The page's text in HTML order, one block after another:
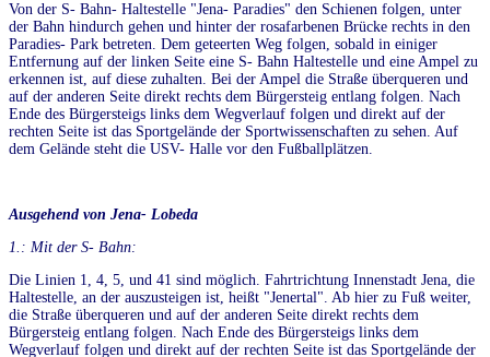
Von der S- Bahn- Haltestelle "Jena- Paradies" den Schienen folgen, unter
der Bahn hindurch gehen und hinter der rosafarbenen Brücke rechts in den
Paradies- Park betreten. Dem geteerten Weg folgen, sobald in einiger
Entfernung auf der linken Seite eine S- Bahn Haltestelle und eine Ampel zu
erkennen ist, auf diese zuhalten. Bei der Ampel die Straße überqueren und
auf der anderen Seite direkt rechts dem Bürgersteig entlang folgen. Nach
Ende des Bürgersteigs links dem Wegverlauf folgen und direkt auf der
rechten Seite ist das Sportgelände der Sportwissenschaften zu sehen. Auf
dem Gelände steht die USV- Halle vor den Fußballplätzen.
Ausgehend von Jena- Lobeda
1.: Mit der S- Bahn:
Die Linien 1, 4, 5, und 41 sind möglich. Fahrtrichtung Innenstadt Jena, die
Haltestelle, an der auszusteigen ist, heißt "Jenertal". Ab hier zu Fuß weiter,
die Straße überqueren und auf der anderen Seite direkt rechts dem
Bürgersteig entlang folgen. Nach Ende des Bürgersteigs links dem
Wegverlauf folgen und direkt auf der rechten Seite ist das Sportgelände der